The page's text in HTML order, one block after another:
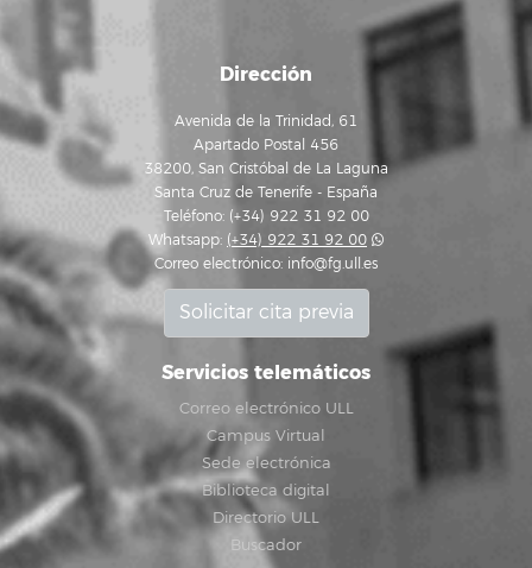
Dirección
Avenida de la Trinidad, 61
Apartado Postal 456
38200, San Cristóbal de La Laguna
Santa Cruz de Tenerife - España
Teléfono: (+34) 922 31 92 00
Whatsapp: (+34) 922 31 92 00
Correo electrónico: info@fg.ull.es
Solicitar cita previa
Servicios telemáticos
Correo electrónico ULL
Campus Virtual
Sede electrónica
Biblioteca digital
Directorio ULL
Buscador